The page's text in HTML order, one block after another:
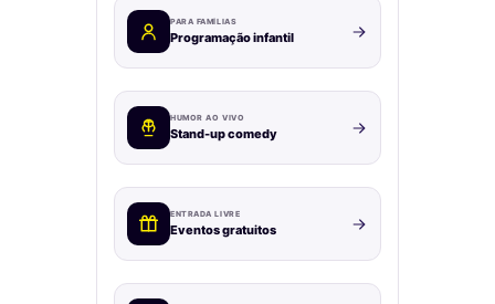
PARA FAMÍLIAS
Programação infantil
HUMOR AO VIVO
Stand-up comedy
ENTRADA LIVRE
Eventos gratuitos